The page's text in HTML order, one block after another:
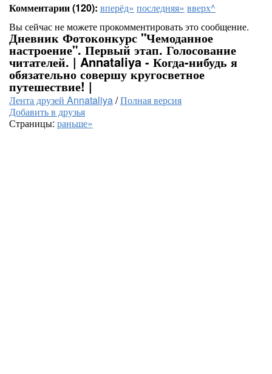
Комментарии (120): вперёд» последняя» вверх^
Вы сейчас не можете прокомментировать это сообщение.
Дневник Фотоконкурс "Чемоданное
настроение". Первый этап. Голосование
читателей. | Annataliya - Когда-нибудь я
обязательно совершу кругосветное
путешествие! |
Лента друзей Annataliya/Полная версия
Добавить в друзья
Страницы: раньше»